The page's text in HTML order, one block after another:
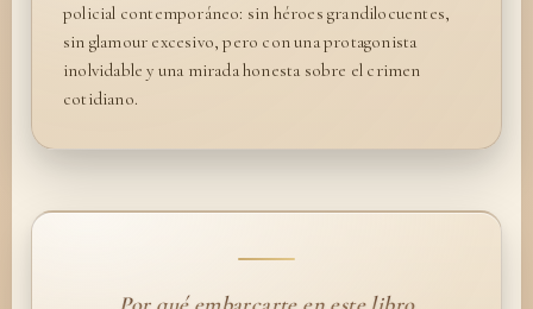
policial contemporáneo: sin héroes grandilocuentes,
sin glamour excesivo, pero con una protagonista
inolvidable y una mirada honesta sobre el crimen
cotidiano.